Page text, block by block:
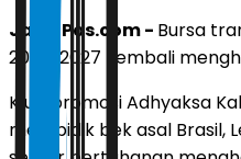
JawaPos.com - Bursa
2026/2027 kembali
Klub promosi Adhyaksa
membidik bek asal Brasil,